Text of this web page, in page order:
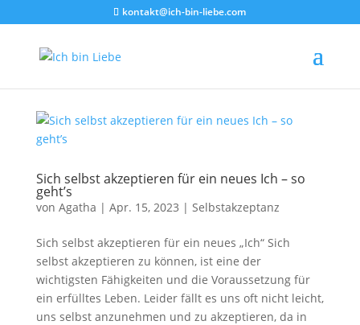
kontakt@ich-bin-liebe.com
Sich selbst akzeptieren für ein neues Ich – so
geht’s
von Agatha | Apr. 15, 2023 | Selbstakzeptanz
Sich selbst akzeptieren für ein neues „Ich“ Sich
selbst akzeptieren zu können, ist eine der
wichtigsten Fähigkeiten und die Voraussetzung für
ein erfülltes Leben. Leider fällt es uns oft nicht leicht,
uns selbst anzunehmen und zu akzeptieren, da in